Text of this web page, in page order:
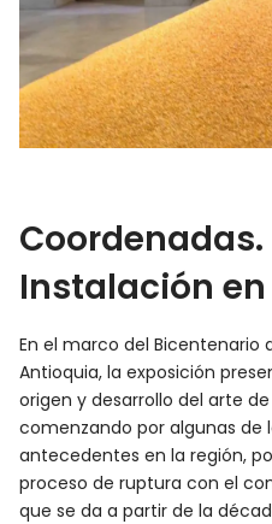
Instalación
En el marco del Bicentenario
Antioquia, la exposición
origen y desarrollo del arte
comenzando por algunas de
antecedentes en la región,
proceso de ruptura con el
que se da a partir de la